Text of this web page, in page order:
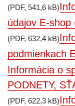
(PDF, 541,6 kB)
údajov E-shop
(PDF, 632,4 kB)
podmienkach
Informácia o
PODNETY,
(PDF, 622,3 kB)